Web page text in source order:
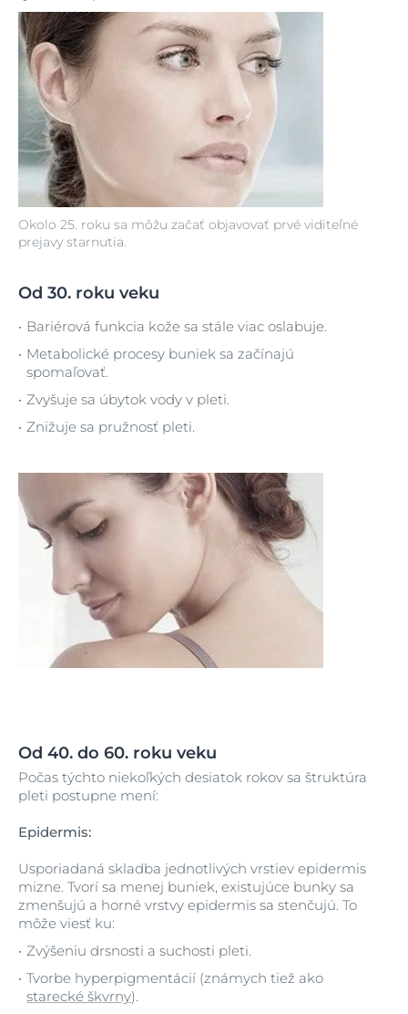
Okolo 25. roku sa môžu začať objavovať prvé viditeľné
prejavy starnutia.
Od 30. roku veku
Bariérová funkcia kože sa stále viac oslabuje.
Metabolické procesy buniek sa začínajú
spomaľovať.
Zvyšuje sa úbytok vody v pleti.
Znižuje sa pružnosť pleti.
Od 40. do 60. roku veku
Počas týchto niekoľkých desiatok rokov sa štruktúra
pleti postupne mení:
Epidermis:
Usporiadaná skladba jednotlivých vrstiev epidermis
mizne. Tvorí sa menej buniek, existujúce bunky sa
zmenšujú a horné vrstvy epidermis sa stenčujú. To
môže viesť ku:
Zvýšeniu drsnosti a suchosti pleti.
Tvorbe hyperpigmentácií (známych tiež ako
starecké škvrny).